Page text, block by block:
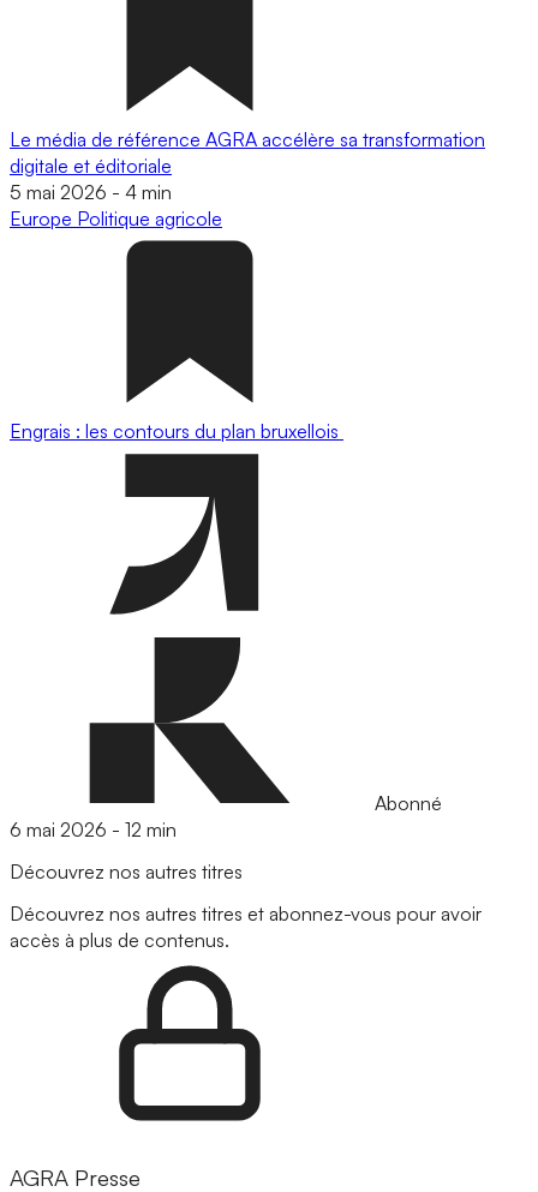
Le média de référence AGRA accélère sa transformation
digitale et éditoriale
5 mai 2026 - 4 min
Europe Politique agricole
Engrais : les contours du plan bruxellois
Abonné
6 mai 2026 - 12 min
Découvrez nos autres titres
Découvrez nos autres titres et abonnez-vous pour avoir
accès à plus de contenus.
AGRA Presse